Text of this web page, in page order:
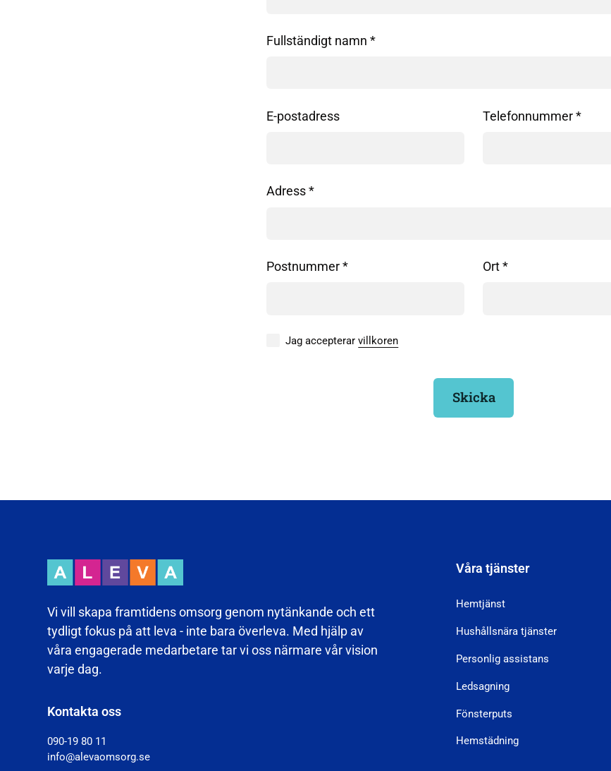
Fullständigt namn *
E-postadress Telefonnummer *
Adress *
Postnummer * Ort *
Jag accepterarvillkoren
Vi vill skapa framtidens omsorg genom nytänkande och ett
tydligt fokus på att leva - inte bara överleva. Med hjälp av
våra engagerade medarbetare tar vi oss närmare vår vision
varje dag.
Kontakta oss
090-19 80 11
info@alevaomsorg.se
Våra tjänster
Hemtjänst
Hushållsnära tjänster
Personlig assistans
Ledsagning
Fönsterputs
Hemstädning